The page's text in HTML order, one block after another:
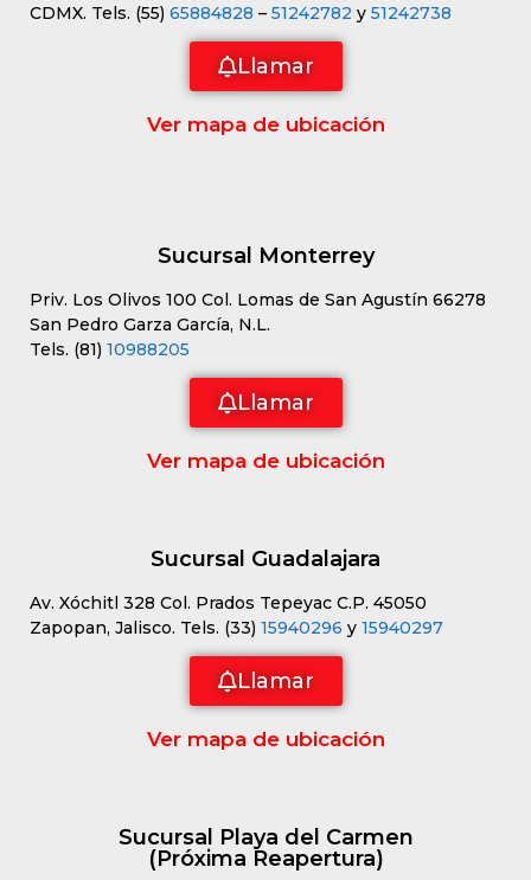
CDMX. Tels. (55) 65884828 – 51242782 y 51242738
Llamar
Ver mapa de ubicación
Sucursal Monterrey
Priv. Los Olivos 100 Col. Lomas de San Agustín 66278
San Pedro Garza García, N.L.
Tels. (81) 10988205
Llamar
Ver mapa de ubicación
Sucursal Guadalajara
Av. Xóchitl 328 Col. Prados Tepeyac C.P. 45050
Zapopan, Jalisco. Tels. (33) 15940296 y 15940297
Llamar
Ver mapa de ubicación
Sucursal Playa del Carmen
(Próxima Reapertura)